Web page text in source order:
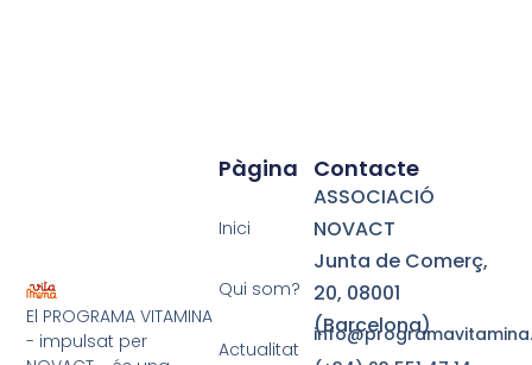
El PROGRAMA VITAMINA
- impulsat per
Pàgina
Inici
Qui som?
Actualitat
Contacte
ASSOCIACIÓ
NOVACT
Junta de Comerç,
20, 08001
(Barcelona)